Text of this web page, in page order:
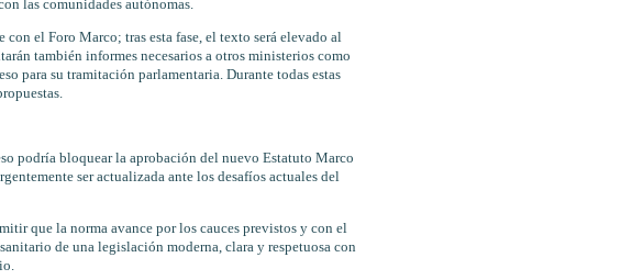
las comunidades autónomas.
el Foro Marco; tras esta fase, el texto será elevado al
también informes necesarios a otros ministerios como
para su tramitación parlamentaria. Durante todas estas
podría bloquear la aprobación del nuevo Estatuto Marco
ser actualizada ante los desafíos actuales del
que la norma avance por los cauces previstos y con el
de una legislación moderna, clara y respetuosa con